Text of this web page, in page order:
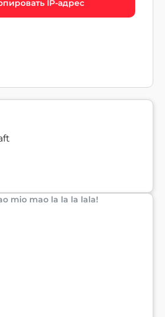
IP-адрес
mio mao la la la lala!